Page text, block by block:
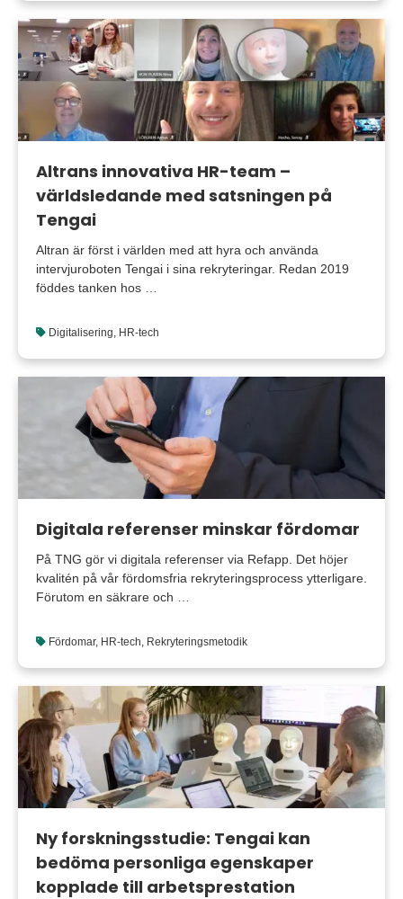
Altrans innovativa HR-team –
världsledande med satsningen på
Tengai
Altran är först i världen med att hyra och använda
intervjuroboten Tengai i sina rekryteringar. Redan 2019
föddes tanken hos …
Digitalisering, HR-tech
Digitala referenser minskar fördomar
På TNG gör vi digitala referenser via Refapp. Det höjer
kvalitén på vår fördomsfria rekryteringsprocess ytterligare.
Förutom en säkrare och …
Fördomar, HR-tech, Rekryteringsmetodik
Ny forskningsstudie: Tengai kan
bedöma personliga egenskaper
kopplade till arbetsprestation